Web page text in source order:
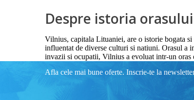
Despre istoria
Vilnius, capitala Lituaniei, are o istorie bogata
influentat de diverse culturi si natiuni. Orasul
invazii si ocupatii, Vilnius a evoluat intr-un oras
Afla cele mai bune oferte. Inscrie-te la